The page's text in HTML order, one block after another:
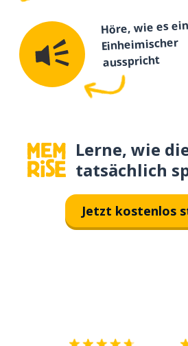
Höre, wie es ein
Einheimischer
ausspricht
Lerne, wie
tatsächlich
Jetzt kostenlos